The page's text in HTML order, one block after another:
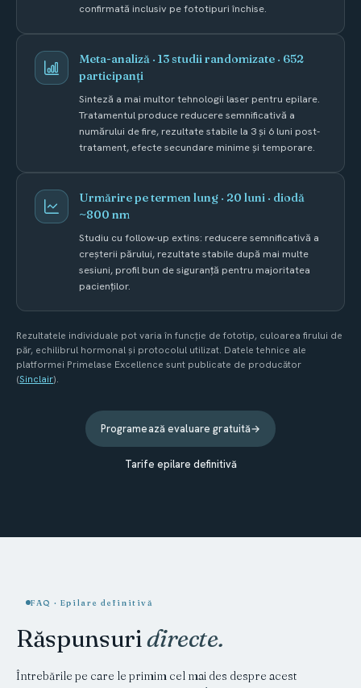
confirmată inclusiv pe fototipuri închise.
Meta-analiză · 13 studii randomizate · 652
participanți
Sinteză a mai multor tehnologii laser pentru epilare.
Tratamentul produce reducere semnificativă a
numărului de fire, rezultate stabile la 3 și 6 luni post-
tratament, efecte secundare minime și temporare.
Urmărire pe termen lung · 20 luni · diodă
~800 nm
Studiu cu follow-up extins: reducere semnificativă a
creșterii părului, rezultate stabile după mai multe
sesiuni, profil bun de siguranță pentru majoritatea
pacienților.
Rezultatele individuale pot varia în funcție de fototip, culoarea firului de
păr, echilibrul hormonal și protocolul utilizat. Datele tehnice ale
platformei Primelase Excellence sunt publicate de producător
(Sinclair).
Programează evaluare gratuită→
Tarife epilare definitivă
FAQ · Epilare definitivă
Răspunsuridirecte.
Întrebările pe care le primim cel mai des despre acest